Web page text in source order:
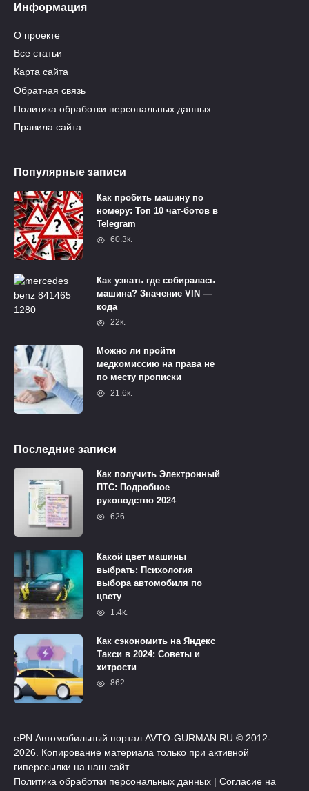
Информация
О проекте
Все статьи
Карта сайта
Обратная связь
Политика обработки персональных данных
Правила сайта
Популярные записи
Как пробить машину по
номеру: Топ 10 чат-ботов в
Telegram
60.3к.
Как узнать где собиралась
машина? Значение VIN —
кода
22к.
Можно ли пройти
медкомиссию на права не
по месту прописки
21.6к.
Последние записи
Как получить Электронный
ПТС: Подробное
руководство 2024
626
Какой цвет машины
выбрать: Психология
выбора автомобиля по
цвету
1.4к.
Как сэкономить на Яндекс
Такси в 2024: Советы и
хитрости
862
ePN Автомобильный портал AVTO-GURMAN.RU © 2012-
2026. Копирование материала только при активной
гиперссылки на наш сайт.
Политика обработки персональных данных | Согласие на